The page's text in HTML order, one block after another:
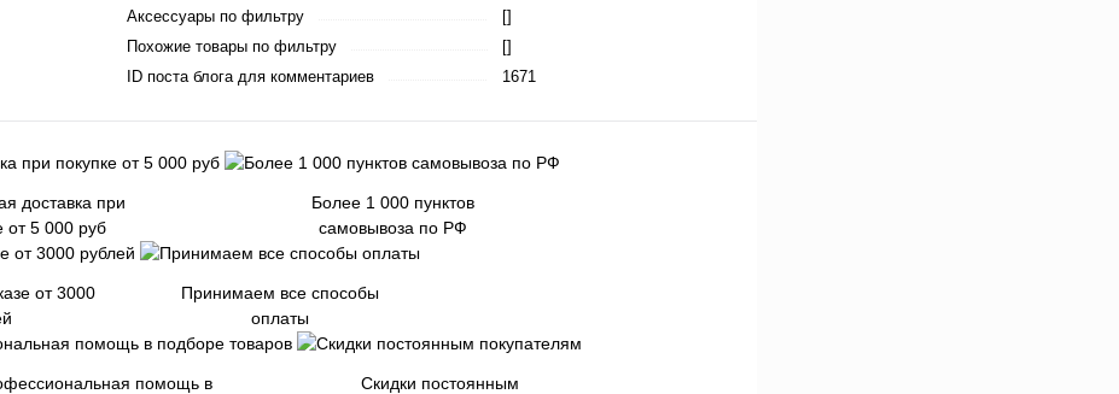
Аксессуары по фильтру
[]
Похожие товары по фильтру
[]
ID поста блога для комментариев
1671
доставка при
от 5 000 руб
Более 1 000 пунктов
самовывоза по РФ
от 3000
Принимаем все способы
оплаты
помощь в
Скидки постоянным